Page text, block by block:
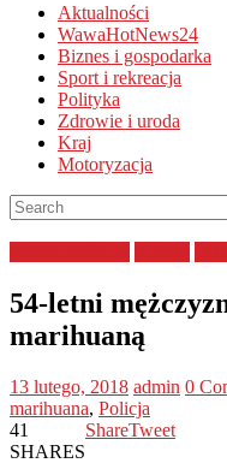
Aktualności
WawaHotNews24
Biznes i gospodarka
Sport i rekreacja
Polityka
Zdrowie i uroda
Kraj
Motoryzacja
54-letni
marihuaną
13 lutego, 2018 admin 0
marihuana, Policja
41
SHARES
ShareTweet